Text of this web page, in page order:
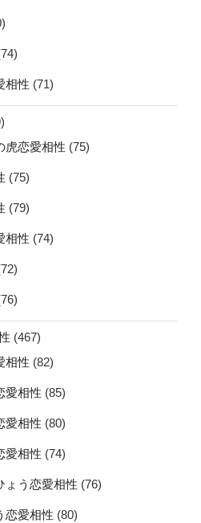
相性 (71)
虎恋愛相性 (75)
(75)
(79)
相性 (74)
(467)
相性 (82)
愛相性 (85)
愛相性 (80)
愛相性 (74)
ょう恋愛相性 (76)
恋愛相性 (80)